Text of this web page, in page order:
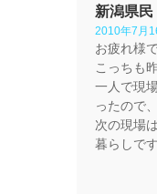
新潟県民
2010年7月
お疲れ様
こっちも
一人で現
ったので
次の現場
暮らしで